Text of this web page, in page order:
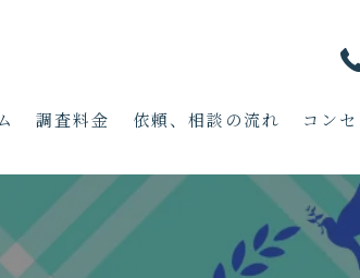
調査料金 依頼、相談の流れ コンセ